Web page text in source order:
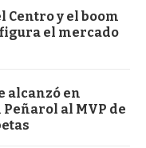
Centro y el boom
el mercado
alcanzó en
al MVP de